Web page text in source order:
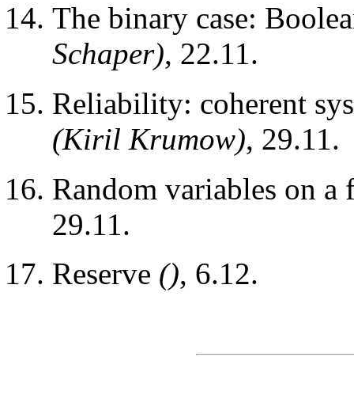
The binary case:
Schaper), 22.11.
Reliability: coherent
(Kiril Krumow), 29.11.
Random variables on
29.11.
Reserve (), 6.12.